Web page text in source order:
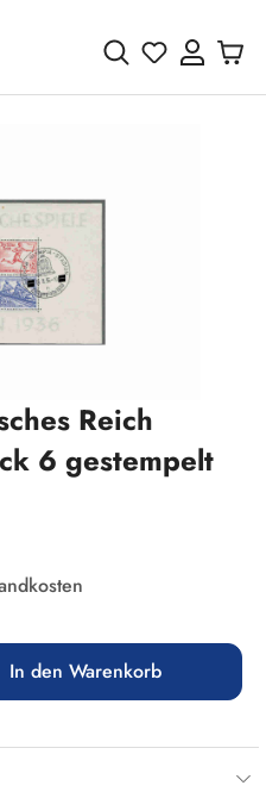
Du hast 0
Reich
6 gestempelt
gewünschten Wert
In den Warenkorb